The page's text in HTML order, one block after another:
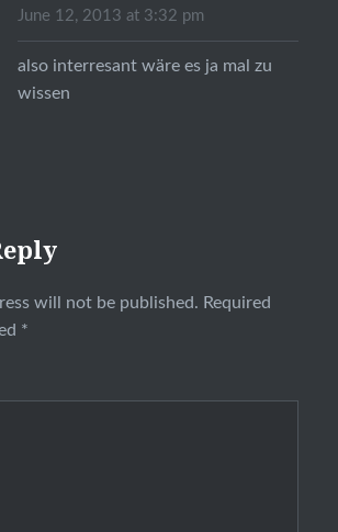
June 12, 2013 at 3:32 pm
also interresant wäre es ja mal zu
wissen
will not be published. Required
*